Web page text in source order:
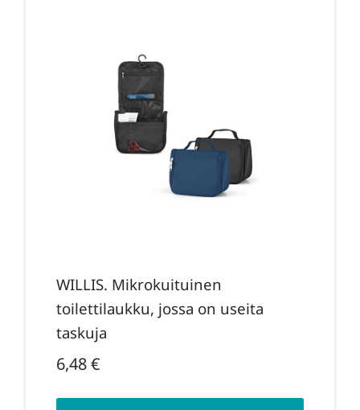
WILLIS. Mikrokuituinen
toilettilaukku, jossa on useita
taskuja
6,48€